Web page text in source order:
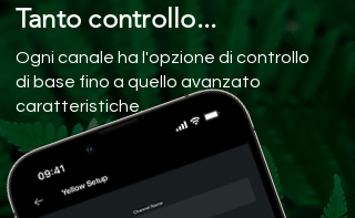
Tanto controllo...
Ogni canale ha l'opzione di controllo
di base fino a quello avanzato
caratteristiche.